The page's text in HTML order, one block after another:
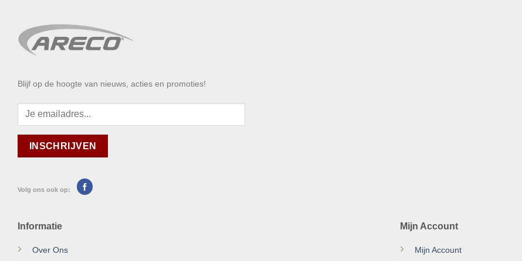
Blijf op de hoogte van nieuws, acties en promoties!
Volg ons ook op:
Informatie
Over Ons
Mijn Account
Mijn Account